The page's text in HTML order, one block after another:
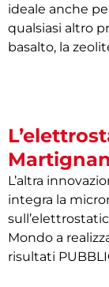
ideale anche
qualsiasi altro
basalto, la
L’altra
integra la
Mondo a
risultati